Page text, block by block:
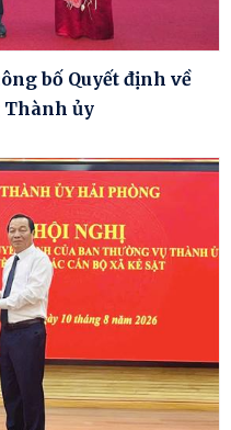
bố Quyết định về
Thành ủy